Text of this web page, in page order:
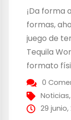
¡Da forma
formas,
juego de
Tequila
formato
4 y
0
Noticias
29 junio,